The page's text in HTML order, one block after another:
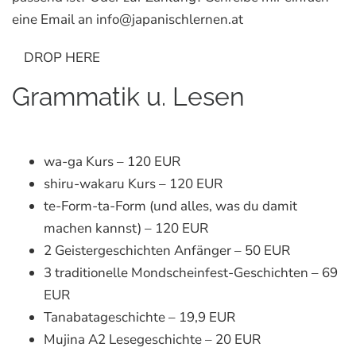
eine Email an info@japanischlernen.at
DROP HERE
Grammatik u. Lesen
wa-ga Kurs – 120 EUR
shiru-wakaru Kurs – 120 EUR
te-Form-ta-Form (und alles, was du damit
machen kannst) – 120 EUR
2 Geistergeschichten Anfänger – 50 EUR
3 traditionelle Mondscheinfest-Geschichten – 69
EUR
Tanabatageschichte – 19,9 EUR
Mujina A2 Lesegeschichte – 20 EUR